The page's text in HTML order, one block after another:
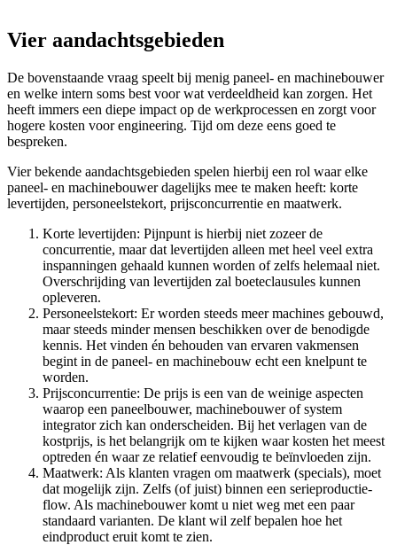
Vier aandachtsgebieden
De bovenstaande vraag speelt bij menig paneel- en machinebouwer
en welke intern soms best voor wat verdeeldheid kan zorgen. Het
heeft immers een diepe impact op de werkprocessen en zorgt voor
hogere kosten voor engineering. Tijd om deze eens goed te
bespreken.
Vier bekende aandachtsgebieden spelen hierbij een rol waar elke
paneel- en machinebouwer dagelijks mee te maken heeft: korte
levertijden, personeelstekort, prijsconcurrentie en maatwerk.
Korte levertijden: Pijnpunt is hierbij niet zozeer de
concurrentie, maar dat levertijden alleen met heel veel extra
inspanningen gehaald kunnen worden of zelfs helemaal niet.
Overschrijding van levertijden zal boeteclausules kunnen
opleveren.
Personeelstekort: Er worden steeds meer machines gebouwd,
maar steeds minder mensen beschikken over de benodigde
kennis. Het vinden én behouden van ervaren vakmensen
begint in de paneel- en machinebouw echt een knelpunt te
worden.
Prijsconcurrentie: De prijs is een van de weinige aspecten
waarop een paneelbouwer, machinebouwer of system
integrator zich kan onderscheiden. Bij het verlagen van de
kostprijs, is het belangrijk om te kijken waar kosten het meest
optreden én waar ze relatief eenvoudig te beïnvloeden zijn.
Maatwerk: Als klanten vragen om maatwerk (specials), moet
dat mogelijk zijn. Zelfs (of juist) binnen een serieproductie-
flow. Als machinebouwer komt u niet weg met een paar
standaard varianten. De klant wil zelf bepalen hoe het
eindproduct eruit komt te zien.